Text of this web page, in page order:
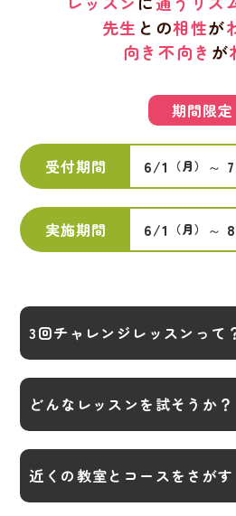
先生 との相性が
向き不向き が
期間限定
受付期間 6/1 （月） ～
実施期間 6/1 （月） ～
3回チャレンジ レッスンって
どんなレッスンを 試そうか？
近くの教室と コースをさがす